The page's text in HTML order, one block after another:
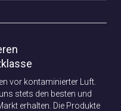
vor kontaminierter Luft.
stets den besten und
erhalten. Die Produkte